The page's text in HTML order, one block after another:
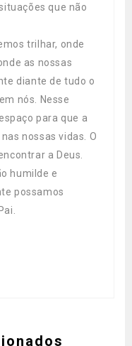
que não
trilhar, onde
as nossas
diante de tudo o
nós. Nesse
para que a
nossas vidas. O
a Deus.
humilde e
possamos